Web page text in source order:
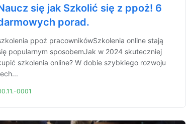
się jak Szkolić się z ppoż! 6
porad.
ppoż pracownikówSzkolenia online stają
popularnym sposobemJak w 2024 skuteczniej
szkolenia online? W dobie szybkiego rozwoju
0001